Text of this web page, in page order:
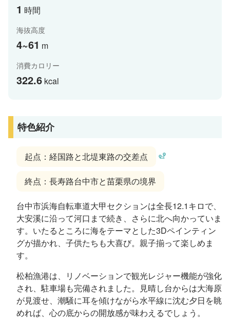
1 時間
海抜高度
4~61 m
消費カロリー
322.6 kcal
特色紹介
起点：経国路と北堤東路の交差点
終点：長寿路台中市と苗栗県の境界
台中市浜海自転車道大甲セクションは全長12.1キロで、
大安溪に沿って河口まで続き、さらに北へ向かっていま
す。いたるところに海をテーマとした3Dペインティン
グが描かれ、子供たちも大喜び。親子揃って楽しめま
す。
松柏漁港は、リノベーションで観光レジャー機能が強化
され、駐車場も完備されました。見晴し台からは大海原
が見渡せ、潮騒に耳を傾けながら水平線に沈む夕日を眺
めれば、心の底からの開放感が味わえるでしょう。